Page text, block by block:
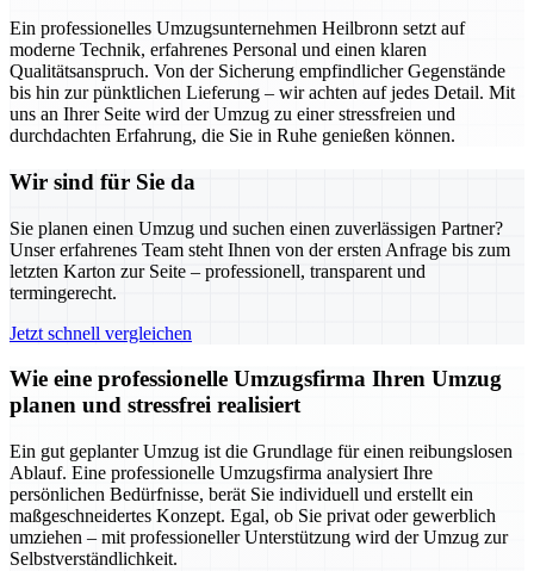
Ein professionelles Umzugsunternehmen Heilbronn setzt auf
moderne Technik, erfahrenes Personal und einen klaren
Qualitätsanspruch. Von der Sicherung empfindlicher Gegenstände
bis hin zur pünktlichen Lieferung – wir achten auf jedes Detail. Mit
uns an Ihrer Seite wird der Umzug zu einer stressfreien und
durchdachten Erfahrung, die Sie in Ruhe genießen können.
Wir sind für Sie da
Sie planen einen Umzug und suchen einen zuverlässigen Partner?
Unser erfahrenes Team steht Ihnen von der ersten Anfrage bis zum
letzten Karton zur Seite – professionell, transparent und
termingerecht.
Jetzt schnell vergleichen
Wie eine professionelle Umzugsfirma Ihren Umzug
planen und stressfrei realisiert
Ein gut geplanter Umzug ist die Grundlage für einen reibungslosen
Ablauf. Eine professionelle Umzugsfirma analysiert Ihre
persönlichen Bedürfnisse, berät Sie individuell und erstellt ein
maßgeschneidertes Konzept. Egal, ob Sie privat oder gewerblich
umziehen – mit professioneller Unterstützung wird der Umzug zur
Selbstverständlichkeit.